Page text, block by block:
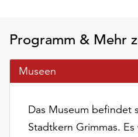
und
Dafür
steht
Ende
Programm & Mehr
Museen
Das Museum befindet
Stadtkern Grimmas.